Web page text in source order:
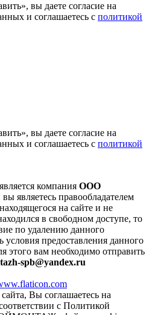
, вы даете согласие на
и соглашаетесь с политикой
, вы даете согласие на
и соглашаетесь с политикой
компания ООО
вы являетесь правообладателем
на сайте и не
в свободном доступе, то
по удалению данного
условия предоставления данного
этого вам необходимо отправить
spb@yandex.ru
Вы соглашаетесь на
с Политикой